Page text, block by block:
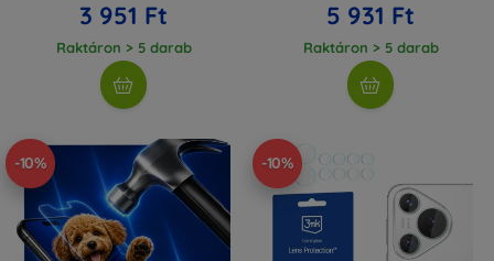
3 951 Ft
Raktáron > 5 darab
5 931 Ft
Raktáron > 5 darab
-10% -10%